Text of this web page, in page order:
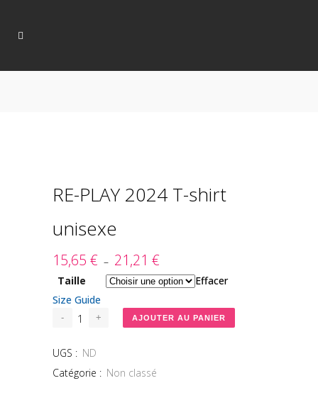
RE-PLAY 2024 T-shirt
unisexe
15,65 € – 21,21 €
de
prix :
15,65 €
à
Taille
Effacer
Size Guide
AJOUTER AU PANIER
UGS : ND
Catégorie : Non classé